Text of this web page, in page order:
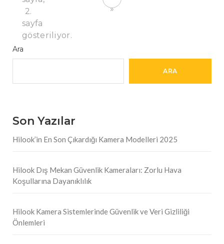
2.
sayfa
gösteriliyor.
»
Ara
ARA
Son Yazılar
Hilook’in En Son Çıkardığı Kamera Modelleri 2025
Hilook Dış Mekan Güvenlik Kameraları: Zorlu Hava
Koşullarına Dayanıklılık
Hilook Kamera Sistemlerinde Güvenlik ve Veri Gizliliği
Önlemleri